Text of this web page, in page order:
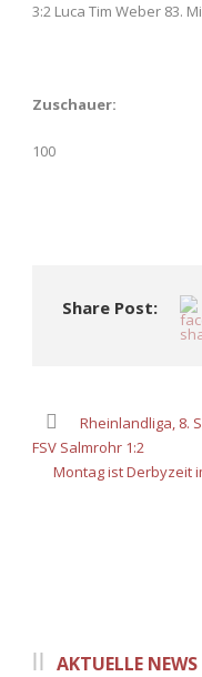
3:2 Luca Tim Weber 83.
Zuschauer:
100
Share Post:
Rheinlandliga, 8.
FSV Salmrohr 1:2
Montag ist Derbyzeit
AKTUELLE NEWS